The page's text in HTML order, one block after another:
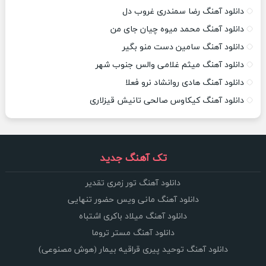
دانلود آهنگ رضا سمندری غروب دل
دانلود آهنگ محمد میوه چیان جای من
دانلود آهنگ سامین دست منو بگیر
دانلود آهنگ میثم غلامی والس جنوب شهر
دانلود آهنگ هادی روانشاد نرو فعلا
دانلود آهنگ کیکاوس صالحی تانیش قیزلاری
تک آهنگ جدید
دانلود آهنگ تور زمری تقدیر
دانلود آهنگ مانی ویس حضور تنهایی
دانلود آهنگ میلاد باکری اشتباه
دانلود آهنگ مستر تروما
دانلود آهنگ توحید پیری قراقیه بیمار (هوش مصنوعی)